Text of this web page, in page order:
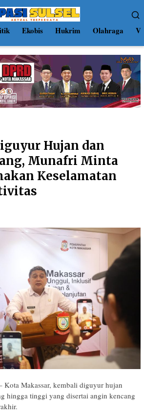
Ekobis Hukrim Olahraga
Hujan dan
Munafri Minta
Keselamatan
Kota Makassar, kembali diguyur hujan
hingga tinggi yang disertai angin kencang